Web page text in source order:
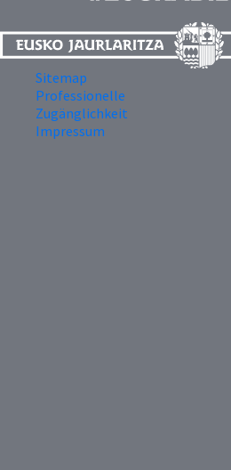
Sitemap
Professionelle
Zugänglichkeit
Impressum